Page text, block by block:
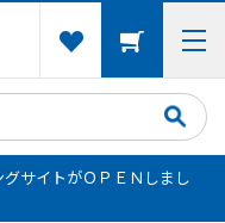
サイトがＯＰＥＮしまし